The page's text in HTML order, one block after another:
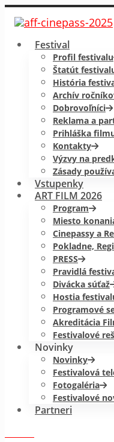
Festival
Profil festivalu
Štatút
História
Archív
Dobrovoľníci
Reklama a
Prihláška
Kontakty
Výzvy na
Zásady
Vstupenky
ART FILM 2026
Program
Miesto
Cinepassy a
Pokladne,
PRESS
Pravidlá
Divácka súťaž
Hostia
Programové
Akreditácia
Festivalové
Novinky
Novinky
Festivalová
Fotogaléria
Festivalové
Partneri